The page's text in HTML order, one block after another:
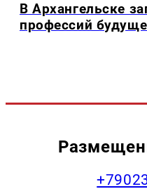
В Архангельске
профессий